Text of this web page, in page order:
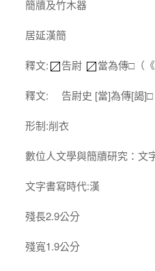
簡牘及竹木器
居延漢簡
釋文: 告尉 當為傳□（《
釋文: 告尉史 [當]為傳[謁]□
形制:削衣
數位人文學與簡牘研究：文
文字書寫時代:漢
殘長2.9公分
殘寬1.9公分